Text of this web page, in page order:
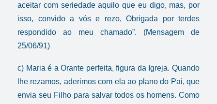
aceitar com seriedade aquilo que eu digo, mas, por
isso, convido a vós e rezo, Obrigada por terdes
respondido ao meu chamado”. (Mensagem de
25/06/91)
c) Maria é a Orante perfeita, figura da Igreja. Quando
lhe rezamos, aderimos com ela ao plano do Pai, que
envia seu Filho para salvar todos os homens. Como